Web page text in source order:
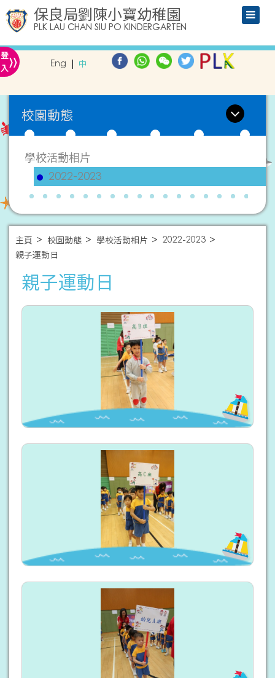
保良局劉陳小寶幼稚園
PLK LAU CHAN SIU PO KINDERGARTEN
登
入» Eng 中
校園動態
學校活動相片
2022-2023
主頁 校園動態 學校活動相片
2022-2023
親子運動日
親子運動日